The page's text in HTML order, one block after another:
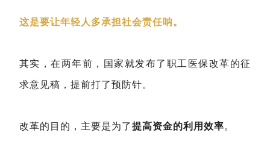
这是要让年轻人多承担社会责任呐。
其实，在两年前，国家就发布了职工医保改革的征
求意见稿，提前打了预防针。
改革的目的，主要是为了提高资金的利用效率。